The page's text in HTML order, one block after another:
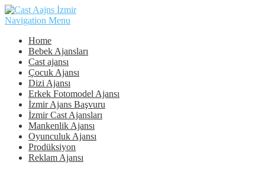
Navigation Menu
Home
Bebek Ajansları
Cast ajansı
Çocuk Ajansı
Dizi Ajansı
Erkek Fotomodel Ajansı
İzmir Ajans Başvuru
İzmir Cast Ajansları
Mankenlik Ajansı
Oyunculuk Ajansı
Prodüksiyon
Reklam Ajansı